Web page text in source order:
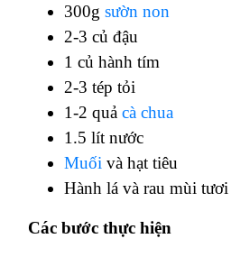
300g sườn non
2-3 củ đậu
1 củ hành tím
2-3 tép tỏi
1-2 quả cà chua
1.5 lít nước
Muối và hạt tiêu
Hành lá và rau mùi tươi
Các bước thực hiện